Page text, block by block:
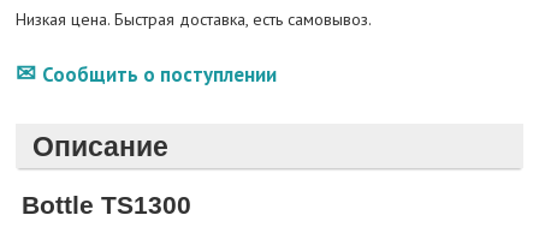
Низкая цена. Быстрая доставка, есть самовывоз.
Сообщить о поступлении
Описание
Bottle TS1300